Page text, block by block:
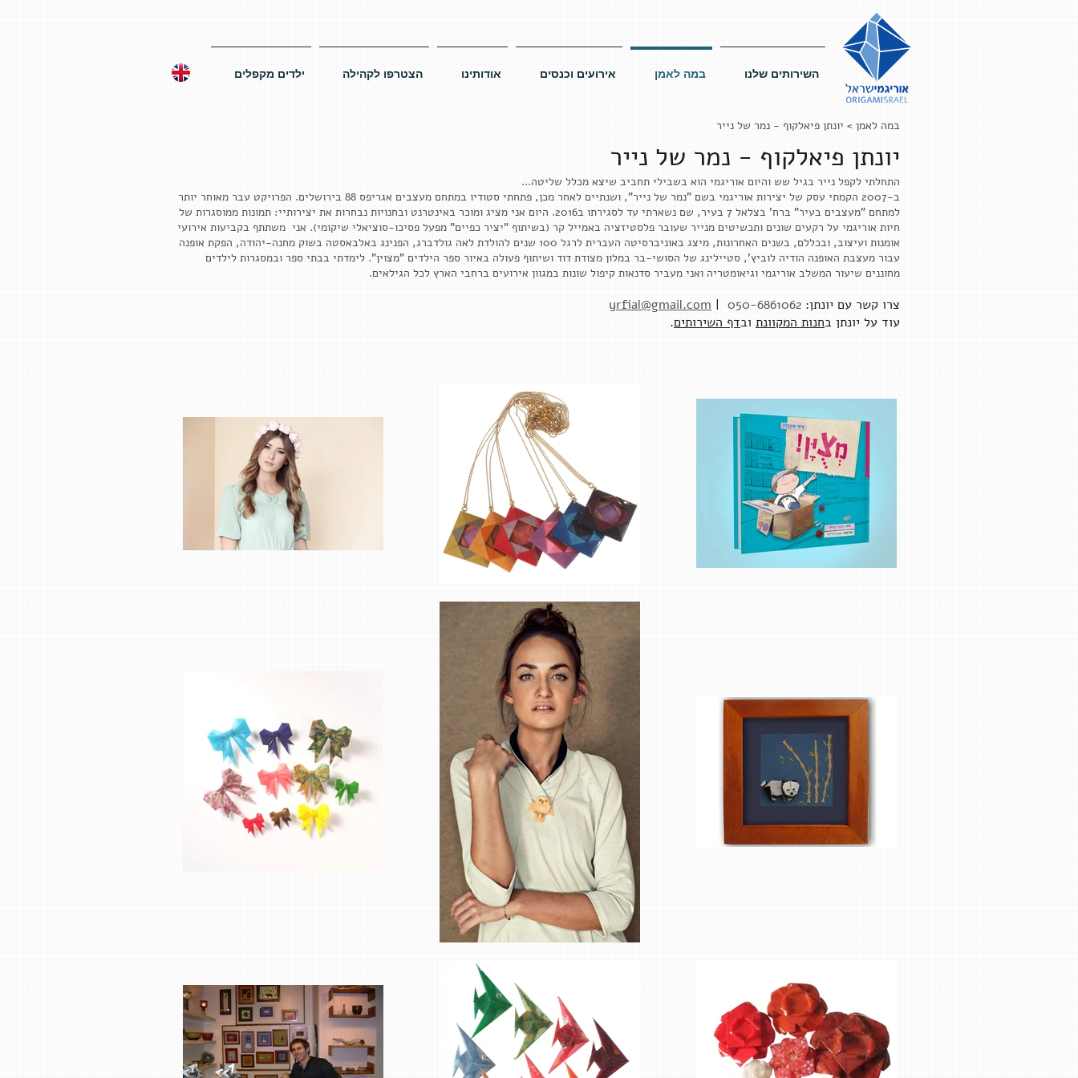
השירותים שלנו במה לאמן אירועים וכנסים אודותינו הצטרפו לקהילה ילדים מקפלים
במה לאמן > יונתן פיאלקוף - נמר של נייר
יונתן פיאלקוף - נמר של נייר
התחלתי לקפל נייר בגיל שש והיום אוריגמי הוא בשבילי תחביב שיצא מכלל שליטה...
ב-2007 הקמתי עסק של יצירות אוריגמי בשם "נמר של נייר", ושנתיים לאחר מכן, פתחתי סטודיו במתחם מעצבים אגריפס 88 בירושלים. הפרויקט עבר מאוחר יותר
למתחם "מעצבים בעיר" ברח' בצלאל 7 בעיר, שם נשארתי עד לסגירתו ב2016. היום אני מציג ומוכר באינטרנט ובחנויות נבחרות את יצירותיי: תמונות ממוסגרות של
חיות אוריגמי על רקעים שונים ותכשיטים מנייר שעובר פלסטיזציה באמייל קר (בשיתוף "יציר כפיים" מפעל פסיכו-סוציאלי שיקומי). אני משתתף בקביעות אירועי
אומנות ועיצוב, ובכללם, בשנים האחרונות, מיצג באוניברסיטה העברית לרגל 100 שנים להולדת לאה גולדברג, הפנינג באלבאסטה בשוק מחנה-יהודה, הפקת אופנה
עבור מעצבת האופנה הודיה לוביץ', סטיילינג של הסושי-בר במלון מצודת דוד ושיתוף פעולה באיור ספר הילדים "מצוין". לימדתי בבתי ספר ובמסגרות לילדים
מחוננים שיעור המשלב אוריגמי וגיאומטריה ואני מעביר סדנאות קיפול שונות במגוון אירועים ברחבי הארץ לכל הגילאים.
צרו קשר עם יונתן: yrfial@gmail.com | 050-6861062
עוד על יונתן בחנות המקוונת ובדף השירותים.